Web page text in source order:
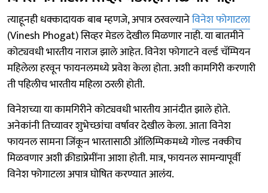
त्याहूनही धक्कादायक बाब म्हणजे, अपात्र ठरवल्यानेविनेश फोगाटला
(Vinesh Phogat) सिव्हर मेडल देखील मिळणार नाही. या बातमीने
कोट्यवधी भारतीय नाराज झाले आहेत. विनेश फोगाटने वर्ल्ड चॅम्पियन
महिलेला हरवून फायनलमध्ये प्रवेश केला होता. अशी कामगिरी करणारी
ती पहिलीच भारतीय महिला ठरली होती.
विनेशच्या या कामगिरीने कोट्यवधी भारतीय आनंदीत झाले होते.
अनेकांनी तिच्यावर शुभेच्छांचा वर्षावर देखील केला. आता विनेश
फायनल सामना जिंकून भारतासाठी ऑलिम्पिकमध्ये गोल्ड नक्कीच
मिळवणार अशी क्रीडाप्रेमींना आशा होती. मात्र, फायनल सामन्यापूर्वी
विनेश फोगाटला अपात्र घोषित करण्यात आलंय.